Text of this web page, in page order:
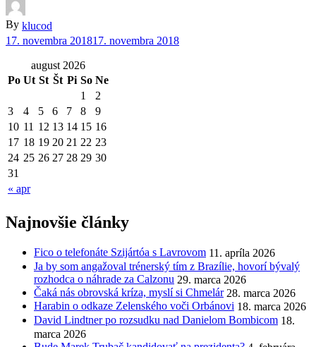
By klucod
17. novembra 201817. novembra 2018
august 2026
Po Ut St Št Pi So Ne
« apr
1
2
3
4 5 6 7 8
9
10 11 12 13 14 15 16
17 18 19 20 21 22 23
24 25 26 27 28 29 30
31
Najnovšie články
Fico o telefonáte Szijártóa s Lavrovom 11. apríla 2026
Ja by som angažoval trénerský tím z Brazílie, hovorí bývalý
rozhodca o náhrade za Calzonu 29. marca 2026
Čaká nás obrovská kríza, myslí si Chmelár 28. marca 2026
Harabin o odkaze Zelenského voči Orbánovi 18. marca 2026
David Lindtner po rozsudku nad Danielom Bombicom 18.
marca 2026